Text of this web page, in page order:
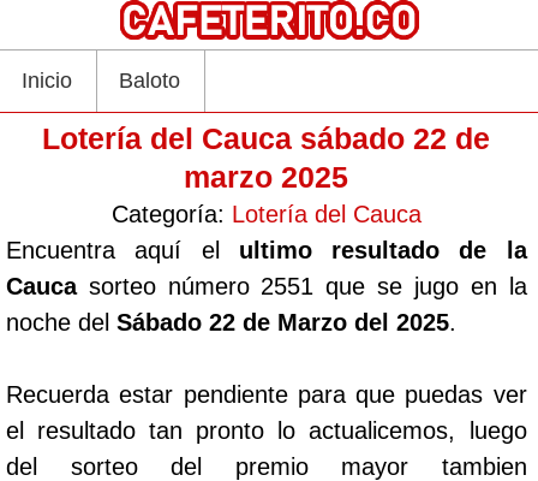
Inicio Baloto
Lotería del Cauca sábado 22 de
marzo 2025
Categoría: Lotería del Cauca
Encuentra aquí el ultimo resultado de la
Caucasorteo número 2551 que se jugo en la
noche del Sábado 22 de Marzo del 2025.
Recuerda estar pendiente para que puedas ver
el resultado tan pronto lo actualicemos, luego
del sorteo del premio mayor tambien